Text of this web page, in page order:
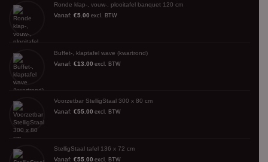
Ronde klap-, vouw-, plooitafel banquet 120 cm
Vanaf: €5.00 excl. BTW
Buffet-, klaptafel wave (kwartrond)
Vanaf: €13.00 excl. BTW
Voorzetbar StelligStaal 300 x 80 cm
Vanaf: €55.00 excl. BTW
StelligStaal tafel 136 x 72 cm
Vanaf: €55.00 excl. BTW